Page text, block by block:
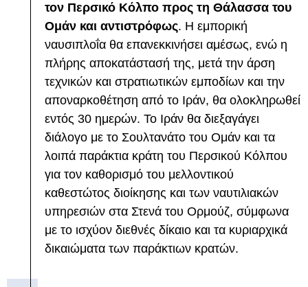
τον Περσικό Κόλπο προς τη Θάλασσα του
Ομάν και αντιστρόφως. Η εμπορική
ναυσιπλοΐα θα επανεκκινήσει αμέσως, ενώ η
πλήρης αποκατάστασή της, μετά την άρση
τεχνικών και στρατιωτικών εμποδίων και την
αποναρκοθέτηση από το Ιράν, θα ολοκληρωθεί
εντός 30 ημερών. Το Ιράν θα διεξαγάγει
διάλογο με το Σουλτανάτο του Ομάν και τα
λοιπά παράκτια κράτη του Περσικού Κόλπου
για τον καθορισμό του μελλοντικού
καθεστώτος διοίκησης και των ναυτιλιακών
υπηρεσιών στα Στενά του Ορμούζ, σύμφωνα
με το ισχύον διεθνές δίκαιο και τα κυριαρχικά
δικαιώματα των παράκτιων κρατών.